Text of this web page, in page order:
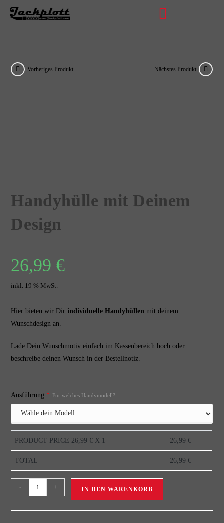
Vorheriges Produkt Nächstes Produkt
Handyhülle mit Deinem
Design
26,99€
inkl. 19 % MwSt.
Hier bieten wir Dirindividuelle Handyhüllen mit deinem
Wunschdesign an.
Lade Dein Wunschmotiv einfach im Kassenbereich hoch oder
beschreibe deinen Wunsch in der Bestellnotiz.
Ausführung * Für welches Handymodell?
PRODUCT PRICE 26,99 € X 1 26,99 €
TOTAL 26,99 €
- + IN DEN WARENKORB